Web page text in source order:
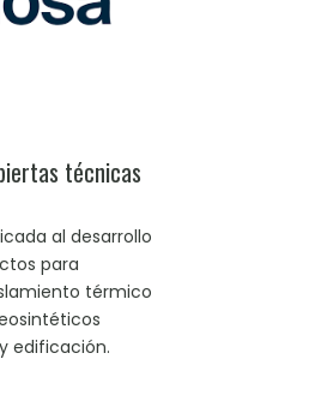
técnicas
al desarrollo
para
térmico
edificación.